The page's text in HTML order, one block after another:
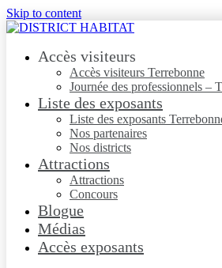
Skip to content
Accès visiteurs
Accès visiteurs Terrebonne
Journée des professionnels –
Liste des exposants
Liste des exposants
Nos partenaires
Nos districts
Attractions
Attractions
Concours
Blogue
Médias
Accès exposants